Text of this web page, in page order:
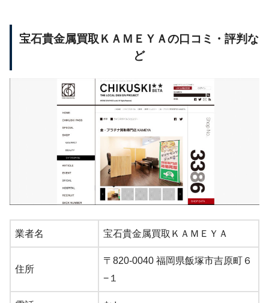
宝石貴金属買取ＫＡＭＥＹＡの口コミ・評判な
ど
業者名 宝石貴金属買取ＫＡＭＥＹＡ
住所
〒820-0040 福岡県飯塚市吉原町６
−１